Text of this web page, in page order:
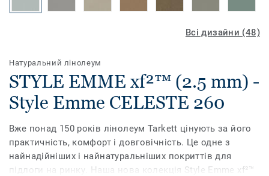
Всі дизайни (48)
Натуральний лінолеум
STYLE EMME xf²™ (2.5 mm) -
Style Emme CELESTE 260
Вже понад 150 років лінолеум Tarkett цінують за його
практичність, комфорт і довговічність. Це одне з
найнадійніших і найнатуральніших покриттів для
підлоги на ринку. Наша нова колекція Style Emme xf²™